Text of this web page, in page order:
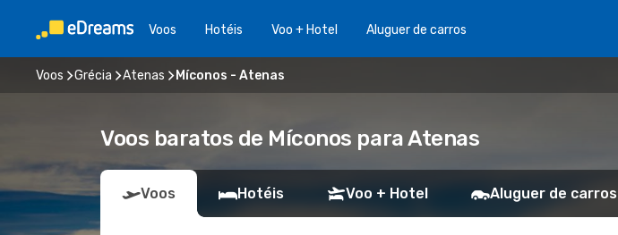
Voos Hotéis Voo + Hotel Aluguer de carros
Voos Grécia Atenas Míconos - Atenas
Voos baratos de Míconos para Atenas
Voos Hotéis Voo + Hotel Aluguer de carros